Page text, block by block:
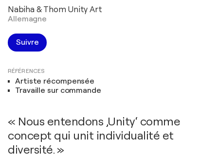
Nabiha & Thom Unity Art
Allemagne
Suivre
RÉFÉRENCES
Artiste récompensée
Travaille sur commande
« Nous entendons ‚Unity‘ comme
concept qui unit individualité et
diversité. »